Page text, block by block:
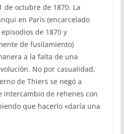
de octubre de 1870. La
en París (encarcelado
de 1870 y
de fusilamiento)
a la falta de una
No por casualidad,
de Thiers se negó a
intercambio de rehenes con
que hacerlo «daría una